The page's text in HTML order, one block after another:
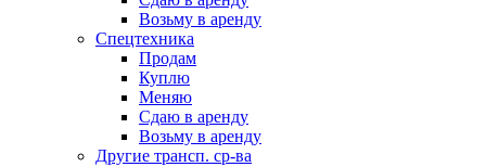
Возьму в аренду
Спецтехника
Продам
Куплю
Меняю
Сдаю в аренду
Возьму в аренду
Другие трансп. ср-ва